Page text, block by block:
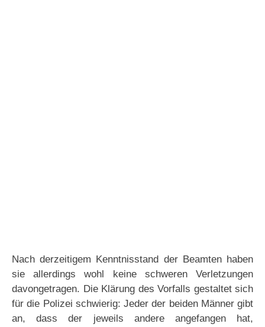
Nach derzeitigem Kenntnisstand der Beamten haben
sie allerdings wohl keine schweren Verletzungen
davongetragen. Die Klärung des Vorfalls gestaltet sich
für die Polizei schwierig: Jeder der beiden Männer gibt
an, dass der jeweils andere angefangen hat,